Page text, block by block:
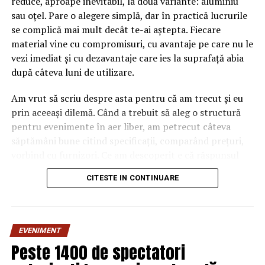
importanţa supraspecializarii într-un anumit domeniu,
astfel, pe toţi cei ce am lucrat cu dumnealui ne-a
îndreptat spre un anumit domeniu: chirurgie minimal
extinderea indicaţiilor chirurgiei minimal invazive , astfel
cele mai dificile intervenţii din chirurgia generală –cele
efectuate pentru patologia hepatobiliopancreatică au
ani de chirurgie robotică în Institulul nostru au fost
efectuate peste o mie de intervenţii chirurgicale
robotice, din acestea peste 50 % proceduri cu viza
sau oțel. Pare o alegere simplă, dar în practică lucrurile
se complică mai mult decât te-ai aștepta. Fiecare
material vine cu compromisuri, cu avantaje pe care nu le
vezi imediat și cu dezavantaje care ies la suprafață abia
după câteva luni de utilizare.
Am vrut să scriu despre asta pentru că am trecut și eu
prin aceeași dilemă. Când a trebuit să aleg o structură
pentru evenimente în aer liber, am petrecut câteva
săptămâni bune citind specificații, comparând prețuri,
„corect” depinde mult de context, de cât de des muți
pavilionul și de ce condiții meteo ai de înfruntat.
materialului mai mult decât
CITESTE IN CONTINUARE
EVENIMENT
Peste 1400 de spectatori